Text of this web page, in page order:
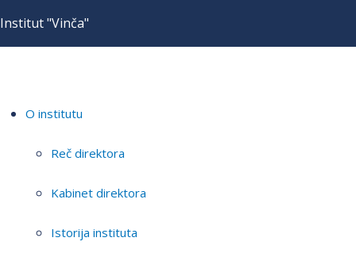
Institut "Vinča"
O institutu
Reč direktora
Kabinet direktora
Istorija instituta